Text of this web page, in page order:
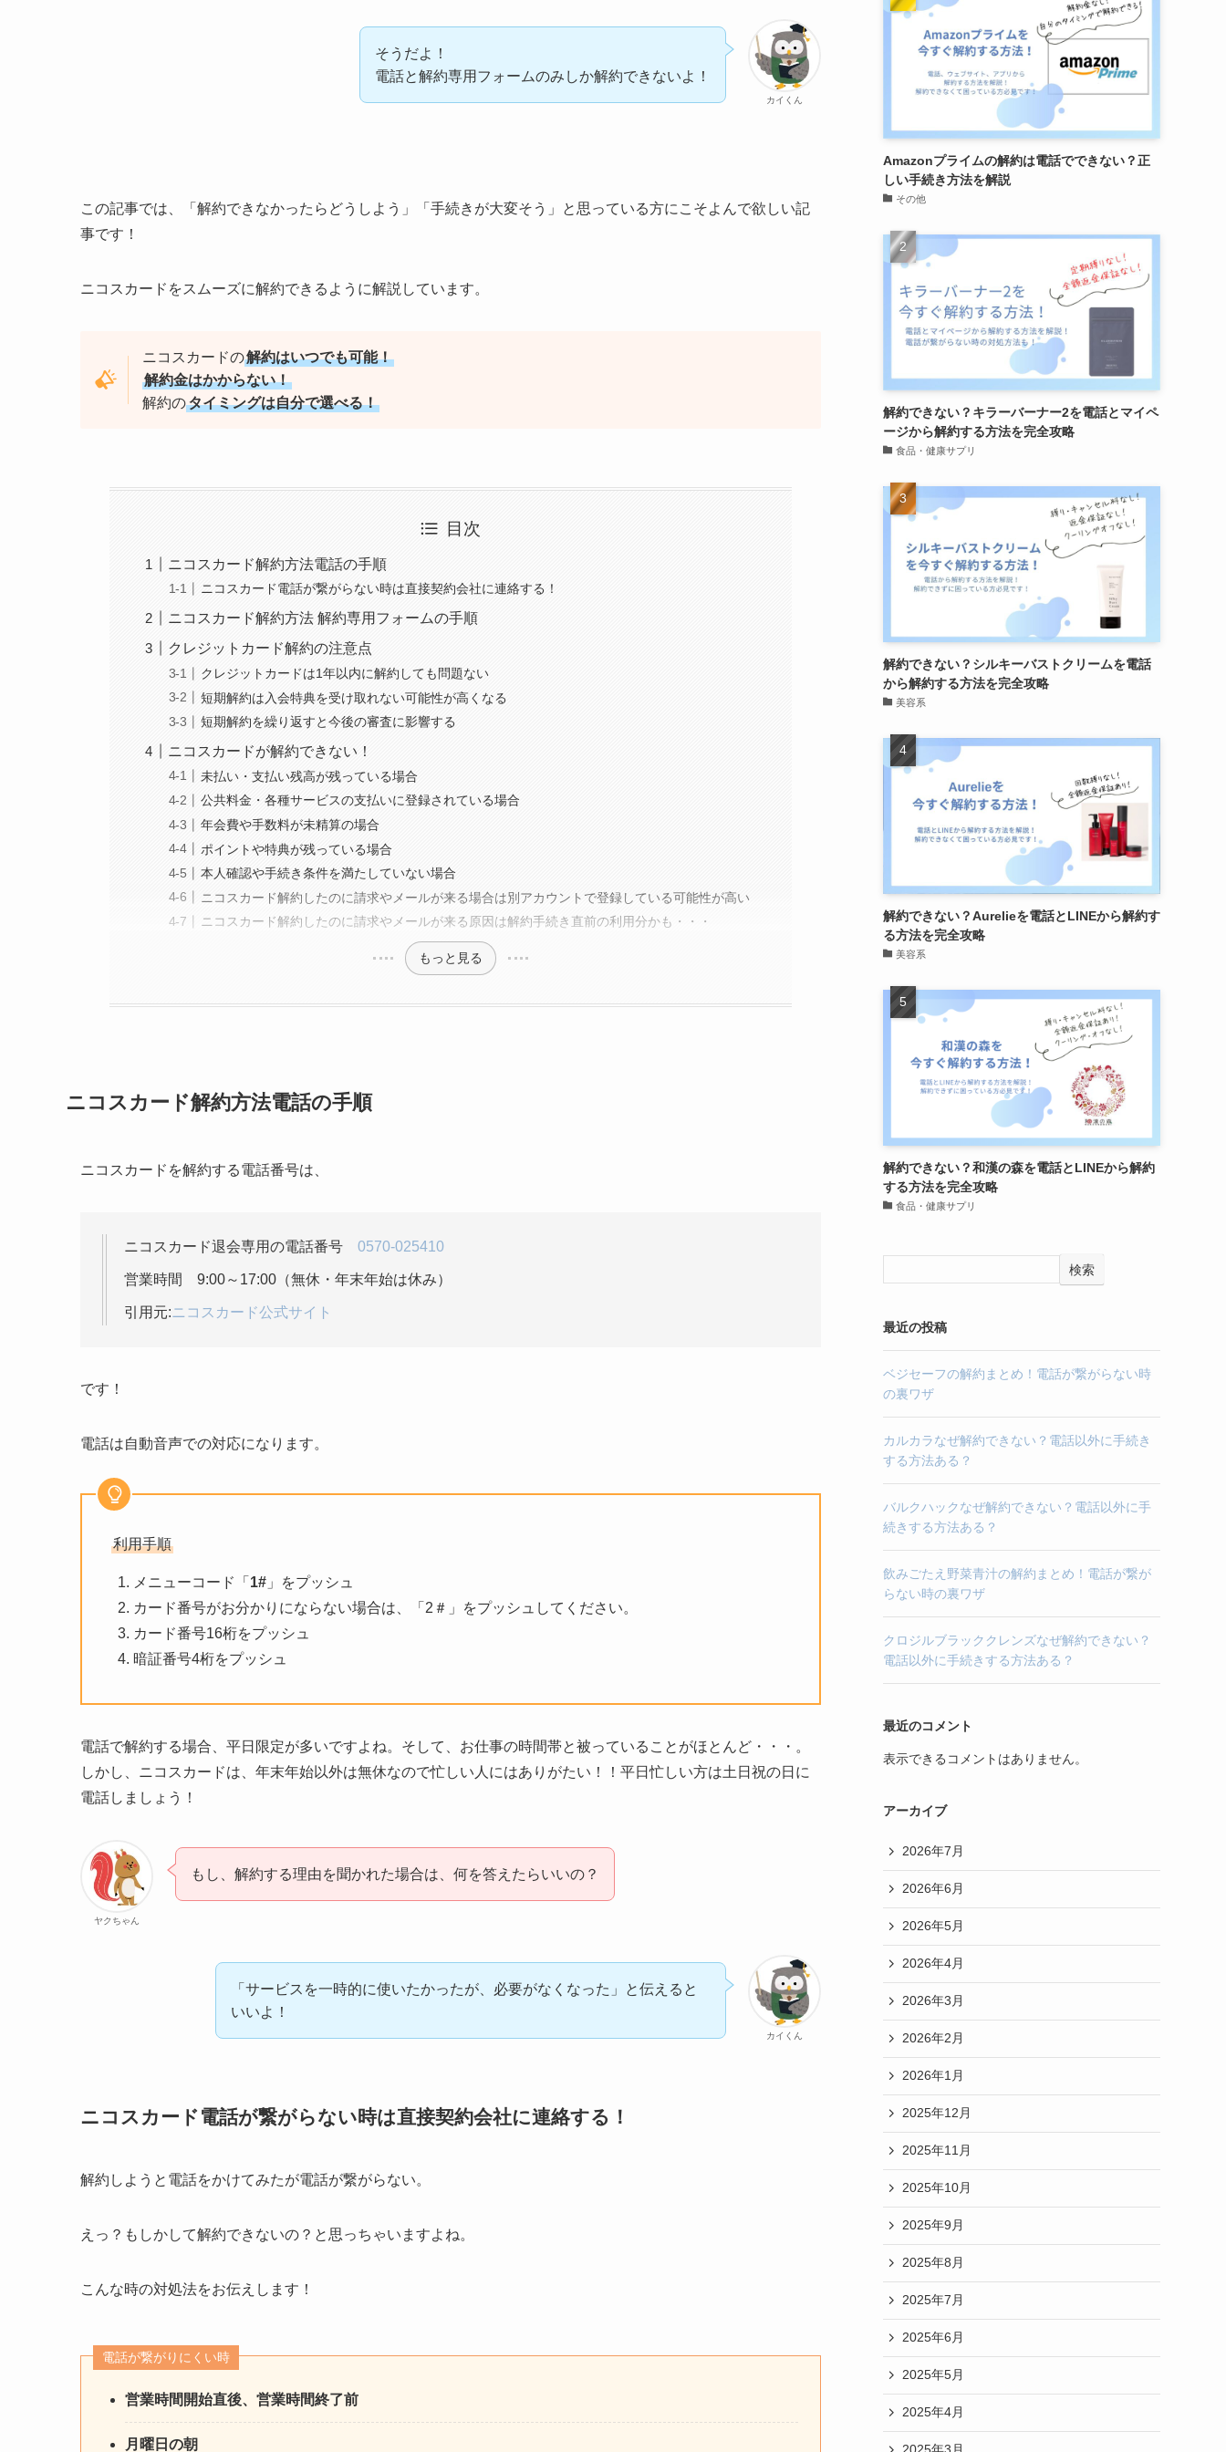
カイくん
そうだよ！
電話と解約専用フォームのみしか解約できないよ！
この記事では、「解約できなかったらどうしよう」「手続きが大変そう」と思っている方にこそよんで欲しい記
事です！
ニコスカードをスムーズに解約できるように解説しています。
ニコスカードの解約はいつでも可能！
解約金はかからない！
解約のタイミングは自分で選べる！
目次
ニコスカード解約方法電話の手順
ニコスカード電話が繋がらない時は直接契約会社に連絡する！
ニコスカード解約方法 解約専用フォームの手順
クレジットカード解約の注意点
クレジットカードは1年以内に解約しても問題ない
短期解約は入会特典を受け取れない可能性が高くなる
短期解約を繰り返すと今後の審査に影響する
ニコスカードが解約できない！
未払い・支払い残高が残っている場合
公共料金・各種サービスの支払いに登録されている場合
年会費や手数料が未精算の場合
ポイントや特典が残っている場合
本人確認や手続き条件を満たしていない場合
ニコスカード解約したのに請求やメールが来る場合は別アカウントで登録している可能性が高い
ニコスカード解約したのに請求やメールが来る原因は解約手続き直前の利用分かも・・・
もっと見る
ニコスカード解約方法電話の手順
ニコスカードを解約する電話番号は、
ニコスカード退会専用の電話番号 0570-025410
営業時間 9:00～17:00（無休・年末年始は休み）
引用元:ニコスカード公式サイト
です！
電話は自動音声での対応になります。
利用手順
メニューコード「 1# 」をプッシュ
カード番号がお分かりにならない場合は、「2＃」をプッシュしてください。
カード番号16桁をプッシュ
暗証番号4桁をプッシュ
電話で解約する場合、平日限定が多いですよね。そして、お仕事の時間帯と被っていることがほとんど・・・。
しかし、ニコスカードは、年末年始以外は無休なので忙しい人にはありがたい！！平日忙しい方は土日祝の日に
電話しましょう！
ヤクちゃん
もし、解約する理由を聞かれた場合は、何を答えたらいいの？
カイくん
「サービスを一時的に使いたかったが、必要がなくなった」と伝えると
いいよ！
ニコスカード電話が繋がらない時は直接契約会社に連絡する！
解約しようと電話をかけてみたが電話が繋がらない。
えっ？もしかして解約できないの？と思っちゃいますよね。
こんな時の対処法をお伝えします！
電話が繋がりにくい時
営業時間開始直後、営業時間終了前
月曜日の朝
Amazonプライムの解約は電話でできない？正
しい手続き方法を解説
その他
解約できない？キラーバーナー2を電話とマイペ
ージから解約する方法を完全攻略
食品・健康サプリ
解約できない？シルキーバストクリームを電話
から解約する方法を完全攻略
美容系
解約できない？Aurelieを電話とLINEから解約す
る方法を完全攻略
美容系
解約できない？和漢の森を電話とLINEから解約
する方法を完全攻略
食品・健康サプリ
検索
最近の投稿
ベジセーフの解約まとめ！電話が繋がらない時
の裏ワザ
カルカラなぜ解約できない？電話以外に手続き
する方法ある？
バルクハックなぜ解約できない？電話以外に手
続きする方法ある？
飲みごたえ野菜青汁の解約まとめ！電話が繋が
らない時の裏ワザ
クロジルブラッククレンズなぜ解約できない？
電話以外に手続きする方法ある？
最近のコメント
表示できるコメントはありません。
アーカイブ
2026年7月
2026年6月
2026年5月
2026年4月
2026年3月
2026年2月
2026年1月
2025年12月
2025年11月
2025年10月
2025年9月
2025年8月
2025年7月
2025年6月
2025年5月
2025年4月